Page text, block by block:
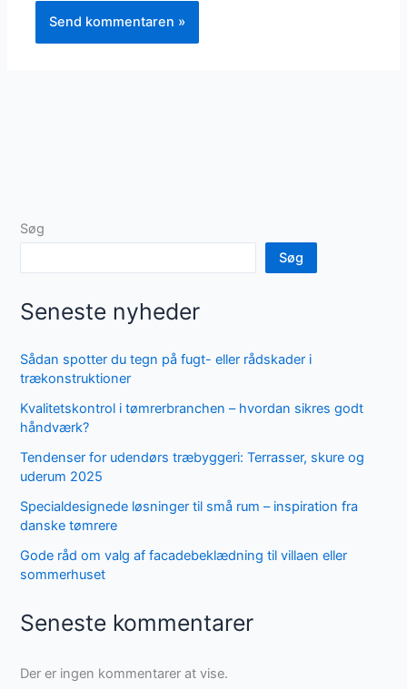
Søg
Søg
Seneste nyheder
Sådan spotter du tegn på fugt- eller rådskader i
trækonstruktioner
Kvalitetskontrol i tømrerbranchen – hvordan sikres godt
håndværk?
Tendenser for udendørs træbyggeri: Terrasser, skure og
uderum 2025
Specialdesignede løsninger til små rum – inspiration fra
danske tømrere
Gode råd om valg af facadebeklædning til villaen eller
sommerhuset
Seneste kommentarer
Der er ingen kommentarer at vise.